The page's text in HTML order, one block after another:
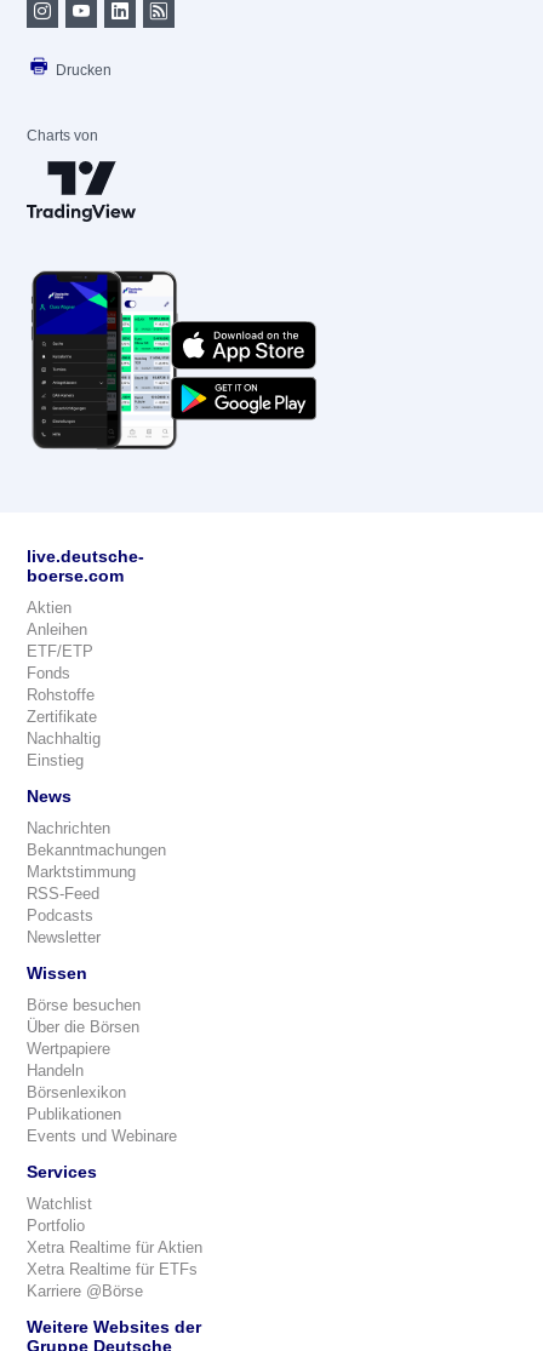
Drucken
Charts von
live.deutsche-
boerse.com
Aktien
Anleihen
ETF/ETP
Fonds
Rohstoffe
Zertifikate
Nachhaltig
Einstieg
News
Nachrichten
Bekanntmachungen
Marktstimmung
RSS-Feed
Podcasts
Newsletter
Wissen
Börse besuchen
Über die Börsen
Wertpapiere
Handeln
Börsenlexikon
Publikationen
Events und Webinare
Services
Watchlist
Portfolio
Xetra Realtime für Aktien
Xetra Realtime für ETFs
Karriere @Börse
Weitere Websites der
Gruppe Deutsche